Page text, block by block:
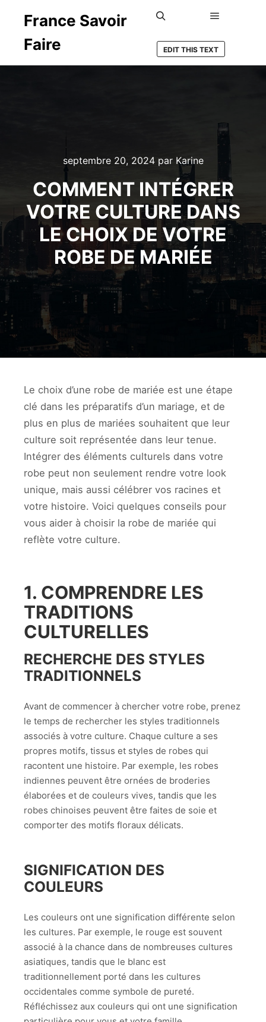
France Savoir
Faire
EDIT THIS TEXT
septembre 20, 2024par Karine
COMMENT INTÉGRER
VOTRE CULTURE DANS
LE CHOIX DE VOTRE
ROBE DE MARIÉE
Le choix d’une robe de mariée est une étape
clé dans les préparatifs d’un mariage, et de
plus en plus de mariées souhaitent que leur
culture soit représentée dans leur tenue.
Intégrer des éléments culturels dans votre
robe peut non seulement rendre votre look
unique, mais aussi célébrer vos racines et
votre histoire. Voici quelques conseils pour
vous aider à choisir la robe de mariée qui
reflète votre culture.
1. COMPRENDRE LES
TRADITIONS
CULTURELLES
RECHERCHE DES STYLES
TRADITIONNELS
Avant de commencer à chercher votre robe, prenez
le temps de rechercher les styles traditionnels
associés à votre culture. Chaque culture a ses
propres motifs, tissus et styles de robes qui
racontent une histoire. Par exemple, les robes
indiennes peuvent être ornées de broderies
élaborées et de couleurs vives, tandis que les
robes chinoises peuvent être faites de soie et
comporter des motifs floraux délicats.
SIGNIFICATION DES
COULEURS
Les couleurs ont une signification différente selon
les cultures. Par exemple, le rouge est souvent
associé à la chance dans de nombreuses cultures
asiatiques, tandis que le blanc est
traditionnellement porté dans les cultures
occidentales comme symbole de pureté.
Réfléchissez aux couleurs qui ont une signification